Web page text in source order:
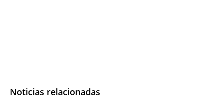
Noticias relacionadas